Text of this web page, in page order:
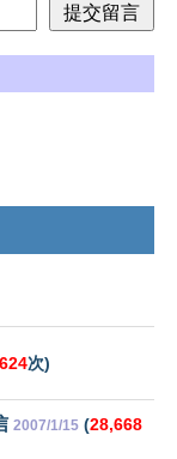
次)
2007/1/15 (28,668